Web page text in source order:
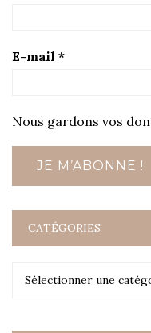
E-mail *
Nous gardons vos
CATÉGORIES
Sélectionner une
Catégories